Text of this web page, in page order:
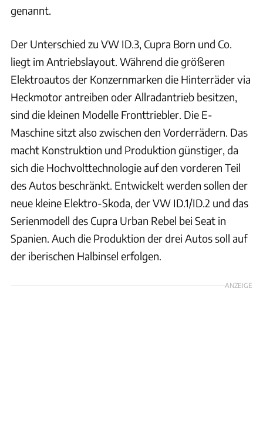
genannt.
Der Unterschied zu VW ID.3, Cupra Born und Co.
liegt im Antriebslayout. Während die größeren
Elektroautos der Konzernmarken die Hinterräder via
Heckmotor antreiben oder Allradantrieb besitzen,
sind die kleinen Modelle Fronttriebler. Die E-
Maschine sitzt also zwischen den Vorderrädern. Das
macht Konstruktion und Produktion günstiger, da
sich die Hochvolttechnologie auf den vorderen Teil
des Autos beschränkt. Entwickelt werden sollen der
neue kleine Elektro-Skoda, der VW ID.1/ID.2 und das
Serienmodell des Cupra Urban Rebel bei Seat in
Spanien. Auch die Produktion der drei Autos soll auf
der iberischen Halbinsel erfolgen.
ANZEIGE